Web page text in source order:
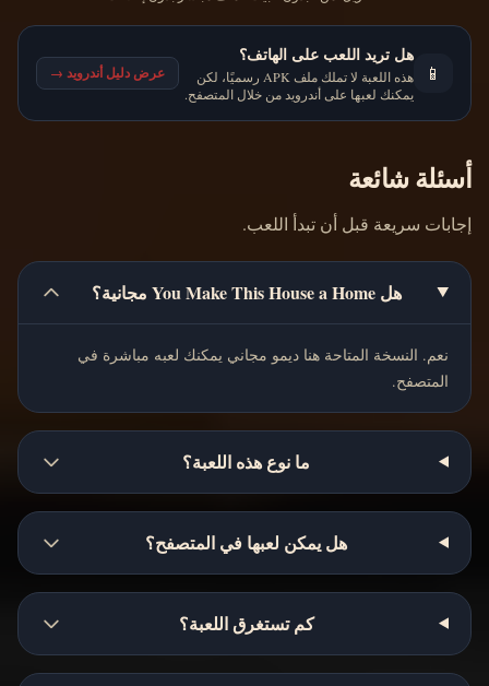
📱
هل تريد اللعب على الهاتف؟
هذه اللعبة لا تملك ملف APK رسميًا، لكن
يمكنك لعبها على أندرويد من خلال المتصفح.
عرض دليل أندرويد →
أسئلة شائعة
إجابات سريعة قبل أن تبدأ اللعب.
هل You Make This House a Home مجانية؟
نعم. النسخة المتاحة هنا ديمو مجاني يمكنك لعبه مباشرة في
المتصفح.
ما نوع هذه اللعبة؟
هل يمكن لعبها في المتصفح؟
كم تستغرق اللعبة؟